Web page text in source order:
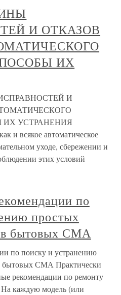
И ОТКАЗОВ
ИХ
И
УСТРАНЕНИЯ
и всякое автоматическое
уходе, сбережении и
этих условий
по
простых
в бытовых СМА
по поиску и устранению
бытовых СМА Практически
рекомендации по ремонту
каждую модель (или